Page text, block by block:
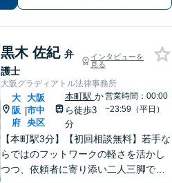
黒木 佐紀 弁
護士
インタビューを
見る
大阪グラディアトル法律事務所
大
阪
府
|
大阪
市中
央区
本町駅 か
ら徒歩3
分
営業時間：00:00
~23:59（平日）
【本町駅3分】【初回相談無料】若手な
らではのフットワークの軽さを活かし
つつ、依頼者に寄り添い二人三脚で解